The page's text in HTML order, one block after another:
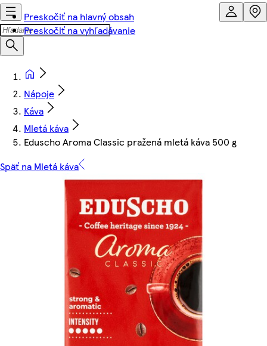
Preskočiť na hlavný obsah
Preskočiť na vyhľadávanie
Nápoje
Káva
Mletá káva
Eduscho Aroma Classic pražená mletá káva 500 g
Späť na Mletá káva